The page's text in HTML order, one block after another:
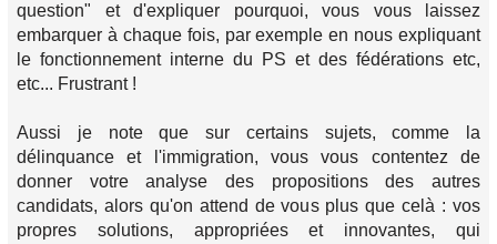
question" et d'expliquer pourquoi, vous vous laissez
embarquer à chaque fois, par exemple en nous expliquant
le fonctionnement interne du PS et des fédérations etc,
etc... Frustrant !
Aussi je note que sur certains sujets, comme la
délinquance et l'immigration, vous vous contentez de
donner votre analyse des propositions des autres
candidats, alors qu'on attend de vous plus que celà : vos
propres solutions, appropriées et innovantes, qui